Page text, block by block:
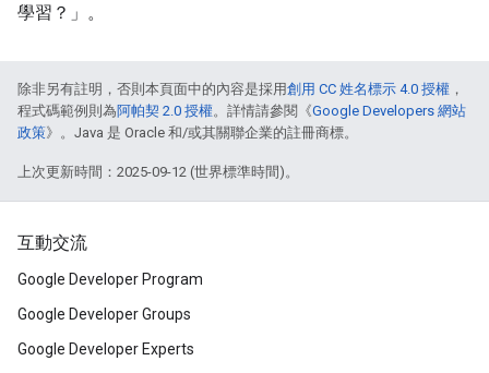
學習？」 。
除非另有註明，否則本頁面中的內容是採用創用 CC 姓名標示 4.0 授權 ，
程式碼範例則為阿帕契 2.0 授權。詳情請參閱《Google Developers 網站
政策》。Java 是 Oracle 和/或其關聯企業的註冊商標。
上次更新時間：2025-09-12 (世界標準時間)。
互動交流
Google Developer Program
Google Developer Groups
Google Developer Experts